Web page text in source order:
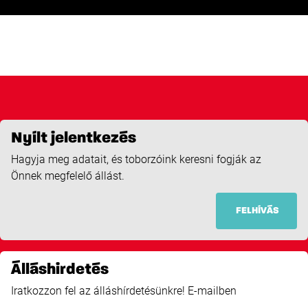
Nyílt jelentkezés
Hagyja meg adatait, és toborzóink keresni fogják az
Önnek megfelelő állást.
FELHÍVÁS
Álláshirdetés
Iratkozzon fel az álláshírdetésünkre! E-mailben